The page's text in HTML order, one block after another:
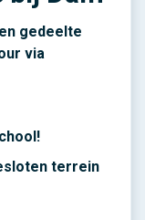
gedeelte
via
terrein